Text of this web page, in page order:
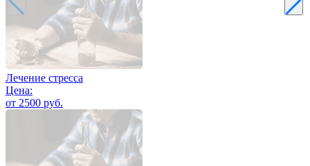
Лечение стресса
Цена:
от 2500 руб.